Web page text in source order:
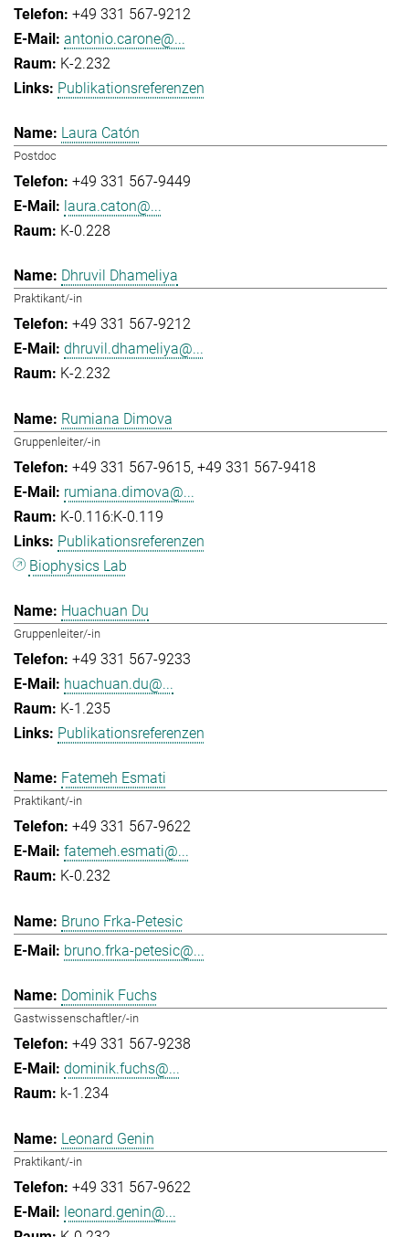
+49 331 567-9212
antonio.carone@...
K-2.232
Publikationsreferenzen
Laura Catón
Postdoc
+49 331 567-9449
laura.caton@...
K-0.228
Dhruvil Dhameliya
Praktikant/-in
+49 331 567-9212
dhruvil.dhameliya@...
K-2.232
Rumiana Dimova
Gruppenleiter/-in
+49 331 567-9615 +49 331 567-9418
rumiana.dimova@...
K-0.116:K-0.119
Publikationsreferenzen
Biophysics Lab
Huachuan Du
Gruppenleiter/-in
+49 331 567-9233
huachuan.du@...
K-1.235
Publikationsreferenzen
Fatemeh Esmati
Praktikant/-in
+49 331 567-9622
fatemeh.esmati@...
K-0.232
Bruno Frka-Petesic
bruno.frka-petesic@...
Dominik Fuchs
Gastwissenschaftler/-in
+49 331 567-9238
dominik.fuchs@...
k-1.234
Leonard Genin
Praktikant/-in
+49 331 567-9622
leonard.genin@...